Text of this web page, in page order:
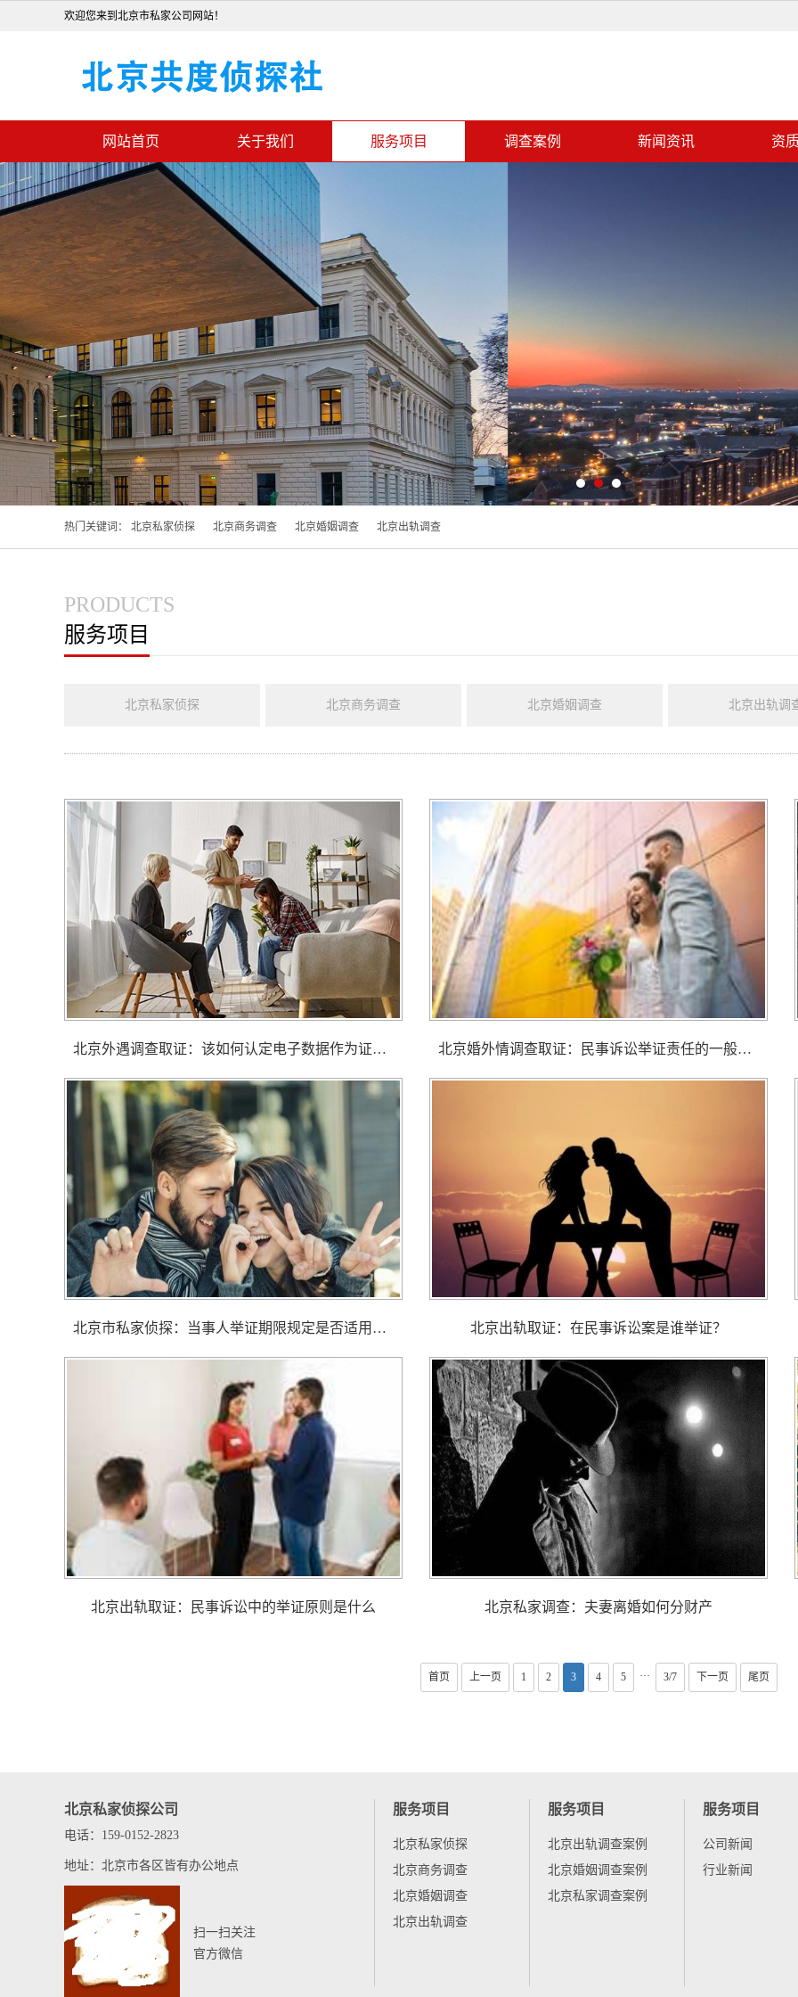
欢迎您来到北京市私家公司网站！
网站首页 关于我们 服务项目 调查案例 新闻资讯 资
热门关键词： 北京私家侦探 北京商务调查 北京婚姻调查 北京出轨调查
PRODUCTS
服务项目
北京私家侦探 北京商务调查 北京婚姻调查 北京出轨调
北京外遇调查取证： 该如何认定电子数据作为证据时的原件 北京婚外情调查取证： 民事诉讼举证责任的一般原则有什么
北京市私家侦探： 当事人举证期限规定是否适用于申请人民法院调查取证？ 北京出轨取证： 在民事诉讼案是谁举证？
北京出轨取证： 民事诉讼中的举证原则是什么 北京私家调查： 夫妻离婚如何分财产
首页 上一页 1 2 3 4 5 ··· 3/7 下一页 尾页
北京私家侦探公司
电话：159-0152-2823
地址：北京市各区皆有办公地点
扫一扫关注
官方微信
服务项目
北京私家侦探
北京商务调查
北京婚姻调查
北京出轨调查
服务项目
北京出轨调查案例
北京婚姻调查案例
北京私家调查案例
服务项目
公司新闻
行业新闻